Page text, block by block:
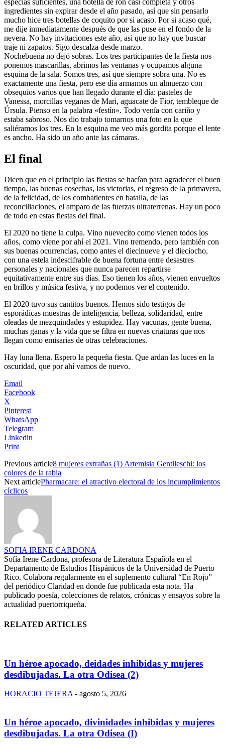
ingredientes sin expirar desde el año pasado, así que sin pensarlo
mucho hice tres botellas de coquito por si acaso. Por si acaso qué,
me dije inmediatamente después de que las puse en el fondo de la
nevera. No hay invitaciones este año, así que no hay que buscar
traje ni zapatos. Sigo descalza desde marzo.
Nochebuena no dejó sobras. Los tres participantes de la fiesta nos
ponemos mascarillas, abrimos las ventanas y ocupamos alguna
esquina de la sala. Somos tres, así que siempre sobra una. No es
exactamente una fiesta, pero ese día armamos un almuerzo con
obsequios varios que han llegado durante el día: pasteles de
Vanessa, morcillas veganas de Mari, aguacate de Fior, tembleque de
Úrsula. Pienso en la palabra «festín». Todo venía con cariño y
estaba sabroso. Nos dio trabajo tomarnos una foto en la que
saliéramos los tres. En la esquina me veo más gordita porque el lente
es ancho. Ha sido un año ante las cámaras.
El final
Dicen que en el principio las fiestas se hacían para agradecer el buen
tiempo, las buenas cosechas, las victorias, el regreso de la primavera,
de la felicidad, de los combatientes en batalla, de las
reconciliaciones, el amparo de las fuerzas ultraterrenas. Hay un poco
de todo en estas fiestas del final.
El 2020 no tiene la culpa. Vino nuevecito como vienen todos los
años, como viene por ahí el 2021. Vino tremendo, pero también con
sus buenas ocurrencias, como antes el diecinueve y el dieciocho,
con una estela indescifrable de buena fortuna entre desastres
personales y nacionales que nunca parecen repartirse
equitativamente entre sus días. Eso tienen los años, vienen envueltos
en brillos y música festiva, y no podemos ver el contenido.
El 2020 tuvo sus cantitos buenos. Hemos sido testigos de
esporádicas muestras de inteligencia, belleza, solidaridad, entre
oleadas de mezquindades y estupidez. Hay vacunas, gente buena,
muchas ganas y la vida que se filtra en nuevas criaturas que nos
llegan como emisarias de otras celebraciones.
Hay luna llena. Espero la pequeña fiesta. Que ardan las luces en la
oscuridad, que por ahí vamos de nuevo.
Email
Facebook
X
Pinterest
WhatsApp
Telegram
Linkedin
Print
Previous article8 mujeres extrañas (1) Artemisia Gentileschi: los
colores de la rabia
Next articlePharmacare: el atractivo electoral de los incumplimientos
cíclicos
SOFIA IRENE CARDONA
Sofía Irene Cardona, profesora de Literatura Española en el
Departamento de Estudios Hispánicos de la Universidad de Puerto
Rico. Colabora regularmente en el suplemento cultural “En Rojo”
del periódico Claridad en donde fue publicada esta nota. Ha
publicado poesía, colecciones de relatos, crónicas y ensayos sobre la
actualidad puertorriqueña.
RELATED ARTICLES
Un héroe apocado, deidades inhibidas y mujeres
desdibujadas. La otra Odisea (2)
HORACIO TEJERA - agosto 5, 2026
Un héroe apocado, divinidades inhibidas y mujeres
desdibujadas. La otra Odisea (I)